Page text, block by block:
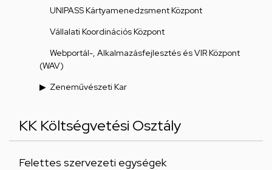
UNIPASS Kártyamenedzsment Központ
Vállalati Koordinációs Központ
Webportál-, Alkalmazásfejlesztés és VIR Központ
(WAV)
Zeneművészeti Kar
KK Költségvetési Osztály
Felettes szervezeti egységek